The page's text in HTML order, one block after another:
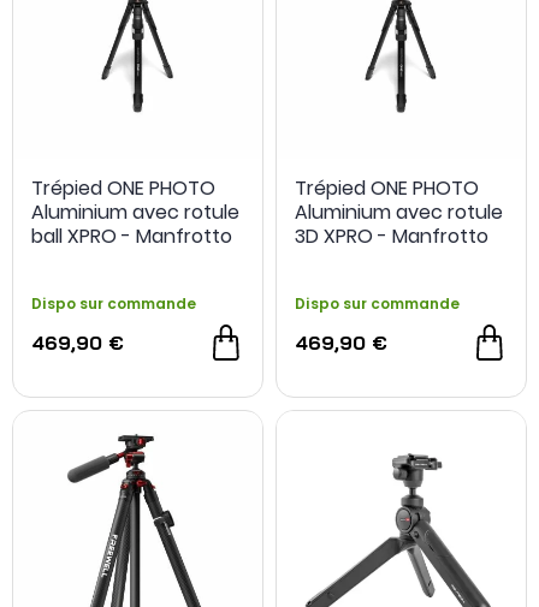
Trépied ONE PHOTO
Aluminium avec rotule
ball XPRO - Manfrotto
Dispo sur commande
469,90 €
Trépied ONE PHOTO
Aluminium avec rotule
3D XPRO - Manfrotto
Dispo sur commande
469,90 €